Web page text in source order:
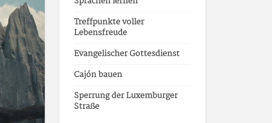
Treffpunkte voller
Lebensfreude
Evangelischer Gottesdienst
Cajón bauen
Sperrung der Luxemburger
Straße